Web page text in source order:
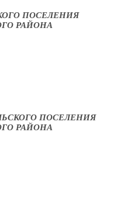
ПОСЕЛЕНИЯ
РАЙОНА
ПОСЕЛЕНИЯ
РАЙОНА